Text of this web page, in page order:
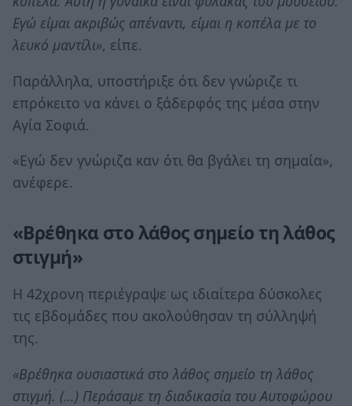
Εγώ είμαι ακριβώς απέναντι, είμαι η κοπέλα με το
λευκό μαντίλι», είπε.
Παράλληλα, υποστήριξε ότι δεν γνώριζε τι
επρόκειτο να κάνει ο ξάδερφός της μέσα στην
Αγία Σοφιά.
«Εγώ δεν γνώριζα καν ότι θα βγάλει τη σημαία»,
ανέφερε.
«Βρέθηκα στο λάθος σημείο τη λάθος
στιγμή»
Η 42χρονη περιέγραψε ως ιδιαίτερα δύσκολες
τις εβδομάδες που ακολούθησαν τη σύλληψή
της.
«Βρέθηκα ουσιαστικά στο λάθος σημείο τη λάθος
στιγμή. (…) Περάσαμε τη διαδικασία του Αυτοφώρου